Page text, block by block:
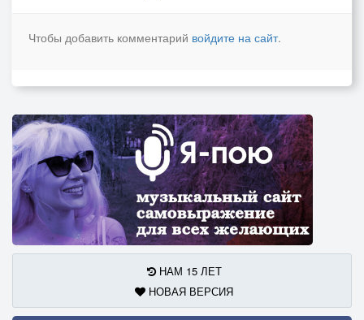
Чтобы добавить комментарий войдите на сайт.
НАМ 15 ЛЕТ
НОВАЯ ВЕРСИЯ